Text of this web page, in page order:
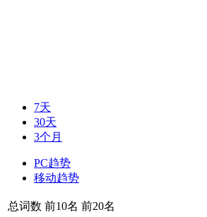
7天
30天
3个月
PC趋势
移动趋势
总词数 前10名 前20名